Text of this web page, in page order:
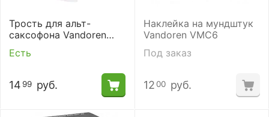
Трость для альт-
саксофона Vandoren
Есть
14 99 руб.
Наклейка на мундштук
Vandoren VMC6
Под заказ
1200 руб.